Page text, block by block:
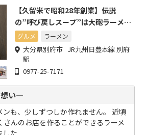
【久留米で昭和28年創業】伝説
の”呼び戻しスープ”は大砲ラーメン
全店に引き継がれています。
グルメ ラーメン
大分県別府市 JR九州日豊本線 別府
駅
0977-25-7171
想い―
も、少しずつしか作れません。 近頃
さんのお店を作ることができるラーメ